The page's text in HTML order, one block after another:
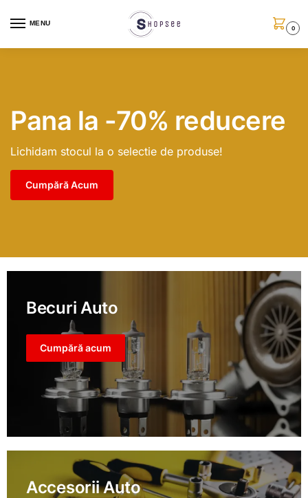
MENU
0
Pana la -70% reducere
Lichidam stocul la o selectie de produse!
Cumpără Acum
Becuri Auto
Cumpără acum
Accesorii Auto